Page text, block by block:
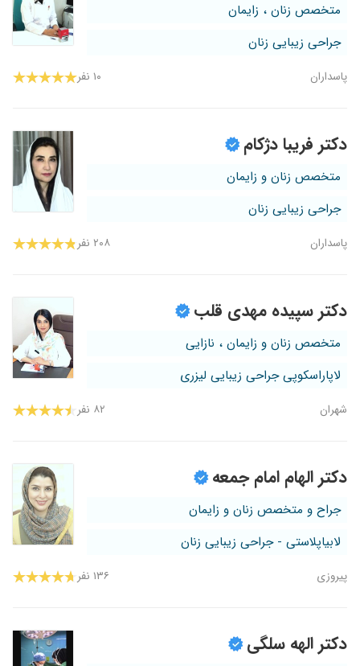
متخصص زنان ، زایمان
جراحی زیبایی زنان
پاسداران ۱۰ نفر
دکتر فریبا دژکام
متخصص زنان و زایمان
جراحی زیبایی زنان
پاسداران ۲۰۸ نفر
دکتر سپیده مهدی قلب
متخصص زنان و زایمان ، نازایی
لاپاراسکوپی جراحی زیبایی لیزری
شهران ۸۲ نفر
دکتر الهام امام جمعه
جراح و متخصص زنان و زایمان
لابیاپلاستی - جراحی زیبایی زنان
پیروزی ۱۳۶ نفر
دکتر الهه سلگی